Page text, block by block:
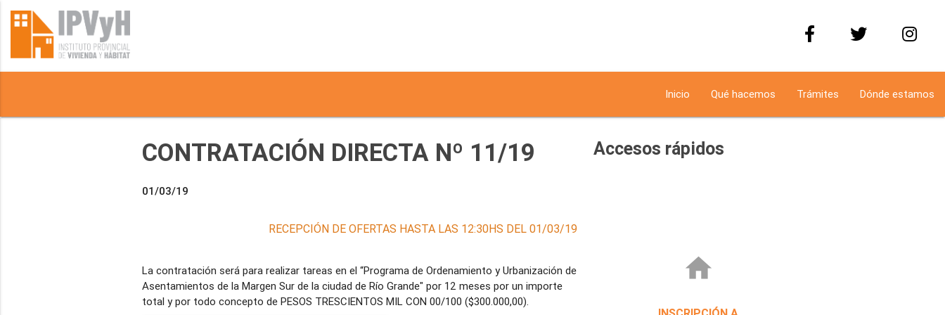
Inicio Qué hacemos Trámites Dónde estamos
CONTRATACIÓN DIRECTA Nº 11/19
01/03/19
RECEPCIÓN DE OFERTAS HASTA LAS 12:30HS DEL 01/03/19
La contratación será para realizar tareas en el “Programa de Ordenamiento y Urbanización de
Asentamientos de la Margen Sur de la ciudad de Río Grande" por 12 meses por un importe
Accesos rápidos
home